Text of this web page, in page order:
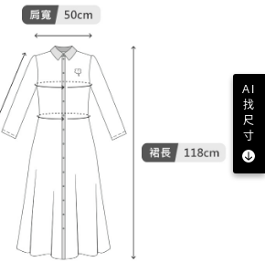
式進行付款，方視為交易完成。
下不需立刻繳費，但若您需要取消訂單，請聯絡
同意取消之訂單仍視為有效，需透過AFTEE先享
先享後付 」之結帳頁面顯示為準，若有關於
消欲退款等相關疑問，請聯繫「AFTEE先享後付
support/home
限公司提供之「AFTEE先享後付」服務完成之交
內提供個人資料，並將交易相關給付款項請求債
公司。
，請瀏覽以下網址：
徵得法定代理人或監護人之同意方可使用
經同意申辦者引起之損失，本公司不負相關責
AI
找
尺
寸